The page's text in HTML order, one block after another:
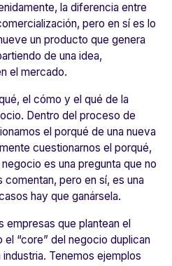
la diferencia entre
pero en sí es lo
un producto que genera
de una idea,
el mercado.
el cómo y el qué de la
. Dentro del proceso de
el porqué de una nueva
cuestionarnos el porqué,
es una pregunta que no
pero en sí, es una
hay que ganársela.
empresas que plantean el
“core” del negocio duplican
industria. Tenemos ejemplos